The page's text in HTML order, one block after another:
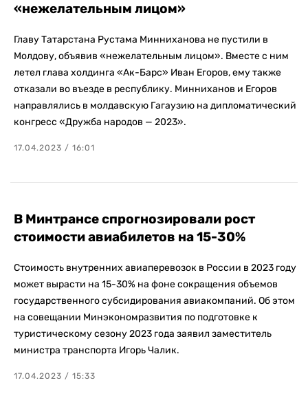
«нежелательным лицом»
Главу Татарстана Рустама Минниханова не пустили в
Молдову, объявив «нежелательным лицом». Вместе с ним
летел глава холдинга «Ак-Барс» Иван Егоров, ему также
отказали во въезде в республику. Минниханов и Егоров
направлялись в молдавскую Гагаузию на дипломатический
конгресс «Дружба народов — 2023».
17.04.2023 / 16:01
В Минтрансе спрогнозировали рост
стоимости авиабилетов на 15-30%
Стоимость внутренних авиаперевозок в России в 2023 году
может вырасти на 15-30% на фоне сокращения объемов
государственного субсидирования авиакомпаний. Об этом
на совещании Минэкономразвития по подготовке к
туристическому сезону 2023 года заявил заместитель
министра транспорта Игорь Чалик.
17.04.2023 / 15:33